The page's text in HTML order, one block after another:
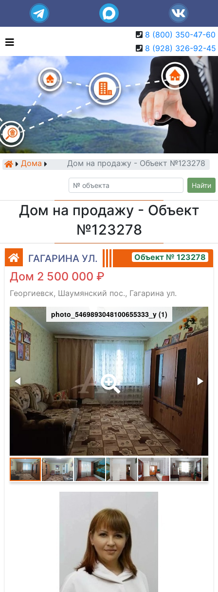
8 (800) 350-47-60
8 (928) 326-92-45
Дома Дом на продажу - Объект №123278
Найти
Дом на продажу - Объект
№123278
ГАГАРИНА УЛ. Объект № 123278
Дом 2 500 000 ₽
Георгиевск, Шаумянский пос., Гагарина ул.
photo_5469893048100655333_y (1)